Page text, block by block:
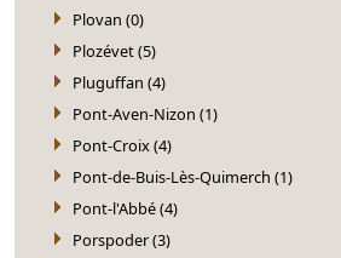
Plovan (0)
Plozévet (5)
Pluguffan (4)
Pont-Aven-Nizon (1)
Pont-Croix (4)
Pont-de-Buis-Lès-Quimerch (1)
Pont-l'Abbé (4)
Porspoder (3)